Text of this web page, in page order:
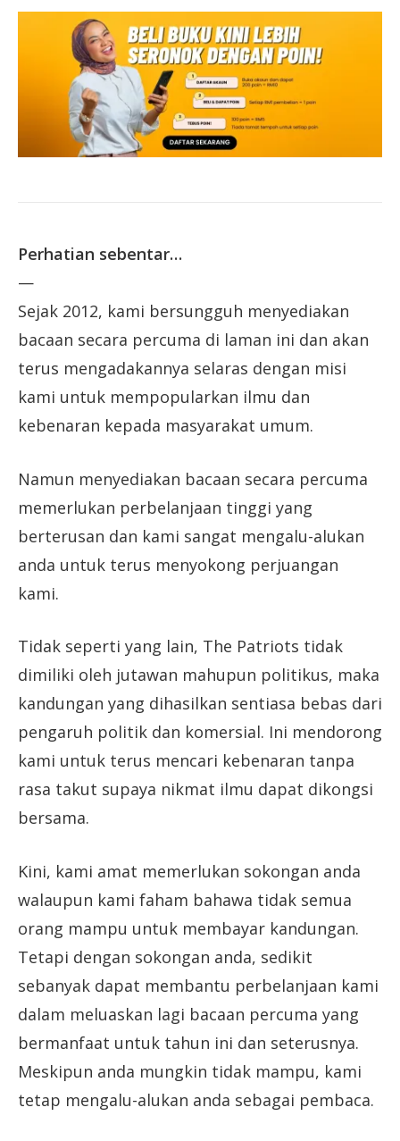
Perhatian sebentar…
—
Sejak 2012, kami bersungguh menyediakan
bacaan secara percuma di laman ini dan akan
terus mengadakannya selaras dengan misi
kami untuk mempopularkan ilmu dan
kebenaran kepada masyarakat umum.
Namun menyediakan bacaan secara percuma
memerlukan perbelanjaan tinggi yang
berterusan dan kami sangat mengalu-alukan
anda untuk terus menyokong perjuangan
kami.
Tidak seperti yang lain, The Patriots tidak
dimiliki oleh jutawan mahupun politikus, maka
kandungan yang dihasilkan sentiasa bebas dari
pengaruh politik dan komersial. Ini mendorong
kami untuk terus mencari kebenaran tanpa
rasa takut supaya nikmat ilmu dapat dikongsi
bersama.
Kini, kami amat memerlukan sokongan anda
walaupun kami faham bahawa tidak semua
orang mampu untuk membayar kandungan.
Tetapi dengan sokongan anda, sedikit
sebanyak dapat membantu perbelanjaan kami
dalam meluaskan lagi bacaan percuma yang
bermanfaat untuk tahun ini dan seterusnya.
Meskipun anda mungkin tidak mampu, kami
tetap mengalu-alukan anda sebagai pembaca.